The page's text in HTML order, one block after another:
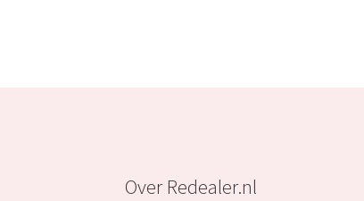
Over Redealer.nl